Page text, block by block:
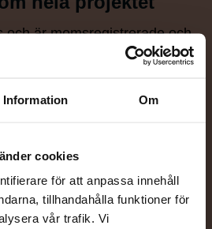
Information Om
cookies
för att anpassa innehåll
tillhandahålla funktioner för
vår trafik. Vi
och är momsregistrerade och
önskemål och behov i första
och skulle en olycka inträffa
känna sig 100 procent
hela arbetets gång.